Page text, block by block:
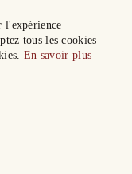
l'expérience
tous les cookies
En savoir plus